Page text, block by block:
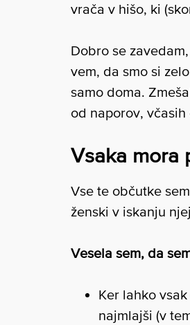
vrača v hišo, ki
Dobro se
vem, da smo si
samo doma.
od naporov,
Vsaka mora
Vse te občutke
ženski v iskanju
Vesela sem, da
Ker lahko
najmlajši (v